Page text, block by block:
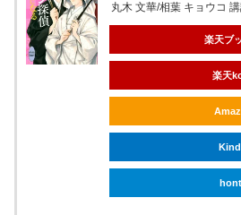
丸木 文華/相葉 キョウコ
楽天ブ
楽天